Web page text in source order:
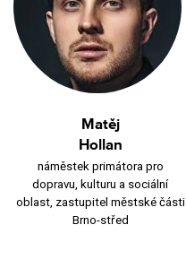
Matěj
Hollan
náměstek primátora pro
dopravu, kulturu a sociální
oblast, zastupitel městské části
Brno-střed